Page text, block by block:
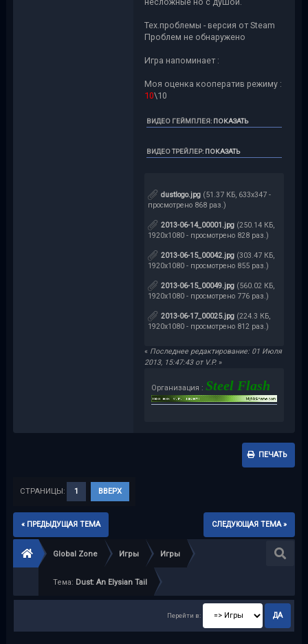
Тех.проблемы - версия от Steam
Проблем не обнаружено
Игра напоминает :
Моя оценка кооператив режиму :
10\10
ВИДЕО ГЕЙМПЛЕЯ: ПОКАЗАТЬ
ВИДЕО ТРЕЙЛЕР: ПОКАЗАТЬ
dustlogo.jpg(51.37 КБ, 633x347 -
просмотрено 868 раз.)
2013-06-14_00001.jpg(250.14 КБ,
1920x1080 - просмотрено 828 раз.)
2013-06-15_00042.jpg(303.47 КБ,
1920x1080 - просмотрено 855 раз.)
2013-06-15_00049.jpg(560.02 КБ,
1920x1080 - просмотрено 776 раз.)
2013-06-17_00025.jpg(224.3 КБ,
1920x1080 - просмотрено 812 раз.)
« Последнее редактирование: 01 Июля
2013, 15:47:43 от V.P.»
Организация : Steel Flash
ПЕЧАТЬ
СТРАНИЦЫ: 1 ВВЕРХ
« ПРЕДЫДУЩАЯ ТЕМА СЛЕДУЮЩАЯ ТЕМА »
Global Zone Игры Игры
Тема: Dust: An Elysian Tail
Перейти в: